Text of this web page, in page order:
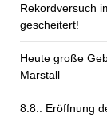
Rekordversuch
gescheitert!
Heute große
Marstall
8.8.: Eröffnung